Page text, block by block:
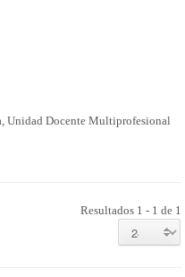
Unidad Docente Multiprofesional
Resultados 1 - 1 de 1